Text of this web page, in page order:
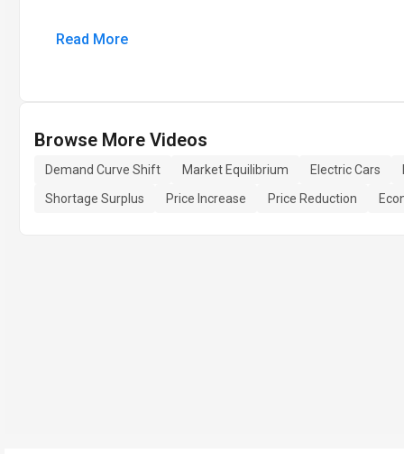
Read More
Browse More Videos
Demand Curve Shift Market Equilibrium Electric Cars
Shortage Surplus
Price Increase Price Reduction